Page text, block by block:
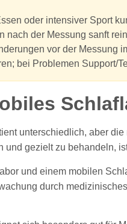
oder intensiver Sport
nach der Messung sanft
vor der Messung
bei Problemen Support/
unterschiedlich, aber
gezielt zu behandeln,
und einem mobilen
durch